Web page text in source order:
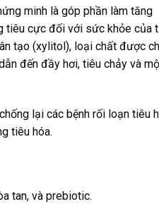
minh là góp phần làm tăng
tiêu cực đối với sức khỏe của
tạo (xylitol), loại chất được
đến đầy hơi, tiêu chảy và
lại các bệnh rối loạn tiêu
tiêu hóa.
tan, và prebiotic.